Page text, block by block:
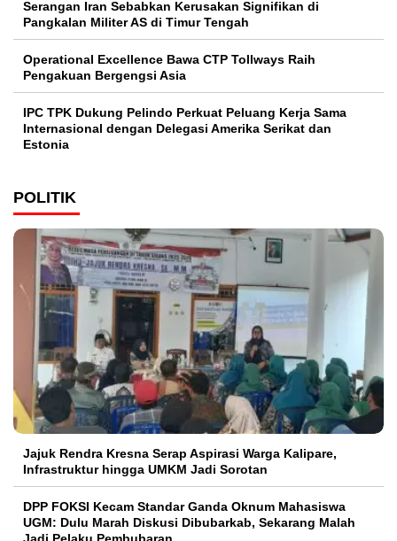
Serangan Iran Sebabkan Kerusakan Signifikan di
Pangkalan Militer AS di Timur Tengah
Operational Excellence Bawa CTP Tollways Raih
Pengakuan Bergengsi Asia
IPC TPK Dukung Pelindo Perkuat Peluang Kerja Sama
Internasional dengan Delegasi Amerika Serikat dan
Estonia
POLITIK
Jajuk Rendra Kresna Serap Aspirasi Warga Kalipare,
Infrastruktur hingga UMKM Jadi Sorotan
DPP FOKSI Kecam Standar Ganda Oknum Mahasiswa
UGM: Dulu Marah Diskusi Dibubarkab, Sekarang Malah